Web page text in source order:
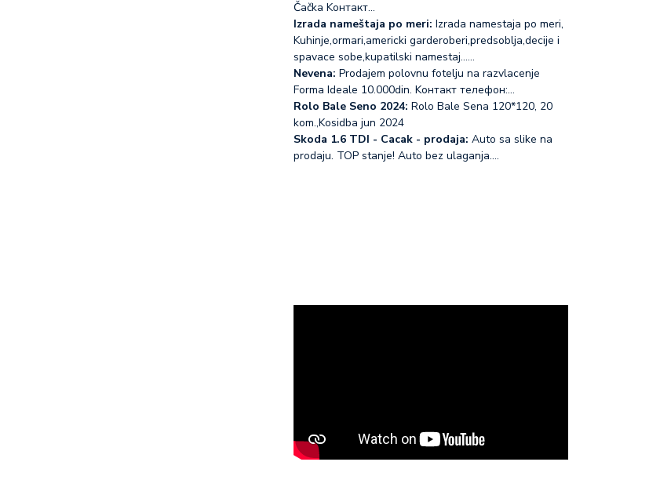
Čačka Koнтакт…
Izrada nameštaja po meri: Izrada namestaja po meri,
Kuhinje,ormari,americki garderoberi,predsoblja,decije i
spavace sobe,kupatilski namestaj...…
Nevena: Prodajem polovnu fotelju na razvlacenje
Forma Ideale 10.000din. Koнтакт телефон:…
Rolo Bale Seno 2024: Rolo Bale Sena 120*120, 20
kom.,Kosidba jun 2024
Skoda 1.6 TDI - Cacak - prodaja: Auto sa slike na
prodaju. TOP stanje! Auto bez ulaganja.…